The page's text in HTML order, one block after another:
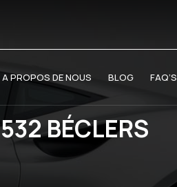
A PROPOS DE NOUS BLOG FAQ’S
BÉCLERS